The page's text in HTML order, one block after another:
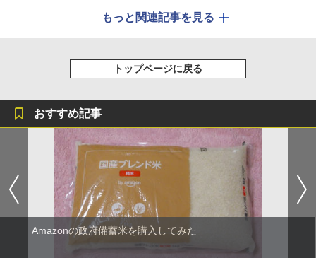
もっと関連記事を見る
トップページに戻る
おすすめ記事
Amazonの政府備蓄米を購入してみた